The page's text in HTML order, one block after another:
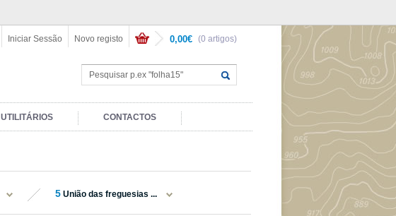
(0 artigos)
0,00€
Novo registo
Iniciar Sessão
UTILITÁRIOS CONTACTOS
5 União das freguesias ...